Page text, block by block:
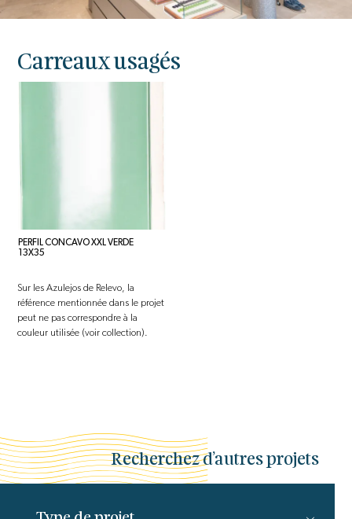
Carreaux usagés
PERFIL CONCAVO XXL VERDE
13X35
Sur les Azulejos de Relevo, la
référence mentionnée dans le projet
peut ne pas correspondre à la
couleur utilisée (voir collection).
Recherchez d’autres projets